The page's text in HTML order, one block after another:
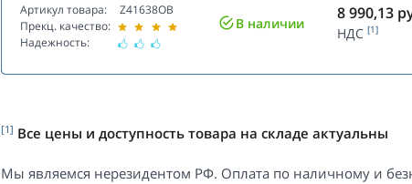
Артикул товара:
Прекц. качество:
Надежность:
Z41638OB
В наличии
8 990,13
НДС [1]
[1] Все цены и доступность товара на складе актуальны
Мы являемся нерезидентом РФ. Оплата по наличному и